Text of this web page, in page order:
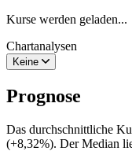
Kurse werden geladen...
Chartanalysen
Keine
Prognose
Das durchschnittliche
(+8,32%). Der Median